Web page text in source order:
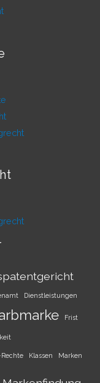
Dienstleistungen
Frist
Rechte Klassen Marken